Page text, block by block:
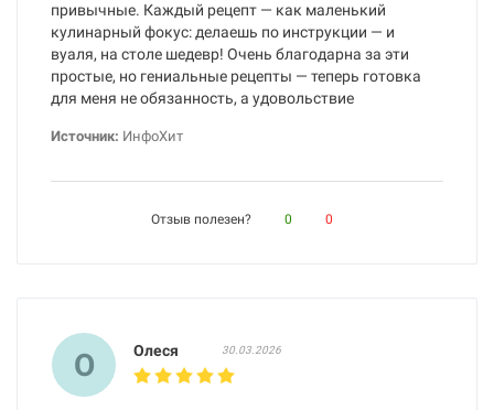
привычные. Каждый рецепт — как маленький
кулинарный фокус: делаешь по инструкции — и
вуаля, на столе шедевр! Очень благодарна за эти
простые, но гениальные рецепты — теперь готовка
для меня не обязанность, а удовольствие
Источник: ИнфоХит
Отзыв полезен? 0 0
О Олеся 30.03.2026